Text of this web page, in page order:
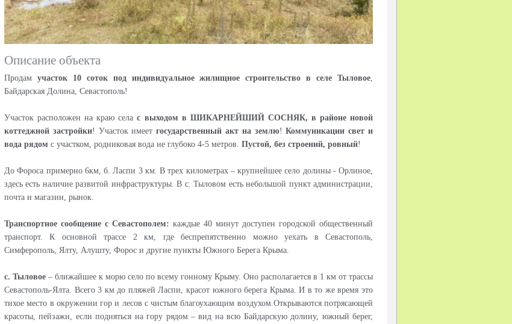
Описание объекта
Продам участок 10 соток под индивидуальное жилищное строительство в селе Тыловое
Байдарская Долина, Севастополь!
Участок расположен на краю селас выходом в ШИКАРНЕЙШИЙ СОСНЯК, в районе новой
коттеджной застройки! Участок имеетгосударственный акт на землю!Коммуникации свет и
вода рядом с участком, родниковая вода не глубоко 4-5 метров. Пустой, без строений, ровный!
До Фороса примерно 6км, б. Ласпи 3 км. В трех километрах – крупнейшее село долины - Орлиное,
здесь есть наличие развитой инфраструктуры. В с. Тыловом есть небольшой пункт администрации,
почта и магазин, рынок.
Транспортное сообщение с Севастополем: каждые 40 минут доступен городской общественный
транспорт. К основной трассе 2 км, где беспрепятственно можно уехать в Севастополь,
Симферополь, Ялту, Алушту, Форос и другие пункты Южного Берега Крыма.
с. Тыловое – ближайшее к морю село по всему гонному Крыму. Оно располагается в 1 км от трассы
Севастополь-Ялта. Всего 3 км до пляжей Ласпи, красот южного берега Крыма. И в то же время это
тихое место в окружении гор и лесов с чистым благоухающим воздухом.Открываются потрясающей
красоты, пейзажи, если подняться на гору рядом – вид на всю Байдарскую долину, южный берег,